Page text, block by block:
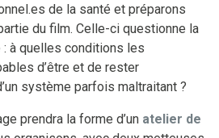
de la santé et préparons
du film. Celle-ci questionne la
à quelles conditions les
d’être et de rester
système parfois maltraitant ?
prendra la forme d’un atelier de